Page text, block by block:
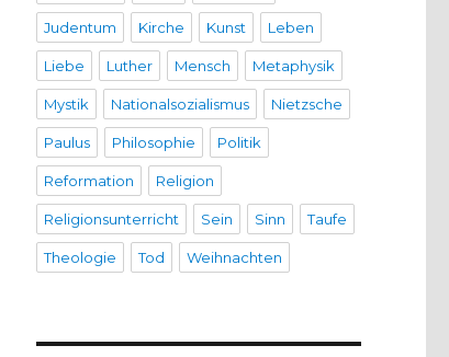
Judentum Kirche Kunst Leben
Liebe Luther Mensch Metaphysik
Mystik Nationalsozialismus Nietzsche
Paulus Philosophie Politik
Reformation Religion
Religionsunterricht Sein Sinn Taufe
Theologie Tod Weihnachten